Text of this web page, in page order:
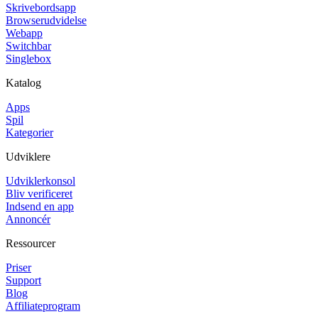
Skrivebordsapp
Browserudvidelse
Webapp
Switchbar
Singlebox
Katalog
Apps
Spil
Kategorier
Udviklere
Udviklerkonsol
Bliv verificeret
Indsend en app
Annoncér
Ressourcer
Priser
Support
Blog
Affiliateprogram